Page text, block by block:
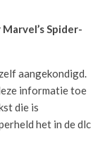
Spider-
aangekondigd.
informatie toe
die is
het in de dlc